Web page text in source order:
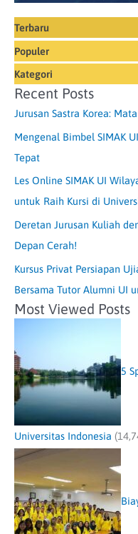
Terbaru
Populer
Kategori
Recent Posts
Jurusan Sastra Korea:
Mengenal Bimbel SIMAK
Tepat
Les Online SIMAK UI
untuk Raih Kursi di
Deretan Jurusan Kuliah
Depan Cerah!
Kursus Privat Persiapan
Bersama Tutor Alumni UI
Most Viewed Posts
5
Universitas Indonesia